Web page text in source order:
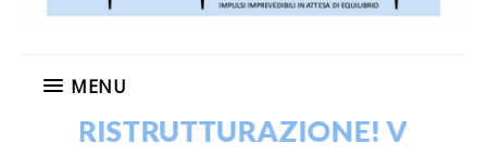
MENU
RISTRUTTURAZIONE! VECCHI